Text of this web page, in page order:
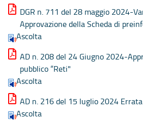
DGR n. 711 del 28 maggio 2024-
Approvazione della Scheda di
Ascolta
AD n. 208 del 24 Giugno 2024-
pubblico “Reti"
Ascolta
AD n. 216 del 15 luglio 2024
Ascolta